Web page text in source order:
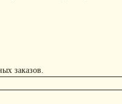
заказов.